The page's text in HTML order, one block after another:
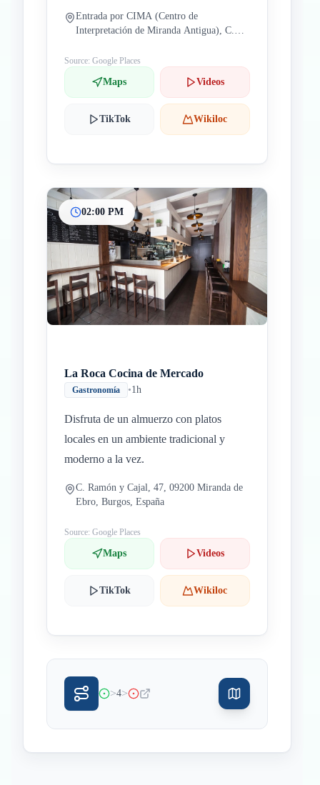
Entrada por CIMA (Centro de
Interpretación de Miranda Antigua), C.
Ebro, Burgos, España
Source: Google Places
Maps Videos
TikTok Wikiloc
02:00 PM
La Roca Cocina de Mercado
Gastronomía •1h
Disfruta de un almuerzo con platos
locales en un ambiente tradicional y
moderno a la vez.
C. Ramón y Cajal, 47, 09200 Miranda de
Ebro, Burgos, España
Source: Google Places
Maps Videos
TikTok Wikiloc
>4>